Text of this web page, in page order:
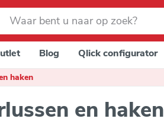
Blog Qlick configurator
haken
en haken